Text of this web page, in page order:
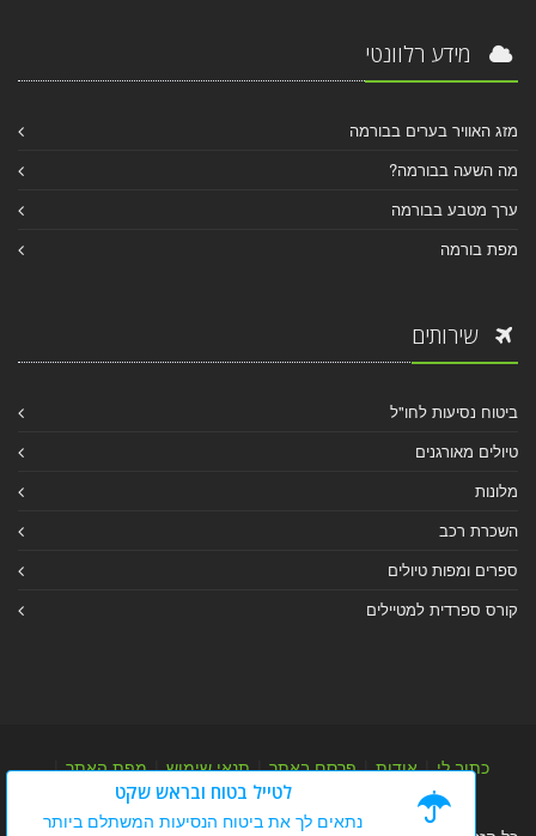
מידע רלוונטי
מזג האוויר בערים בבורמה
מה השעה בבורמה?
ערך מטבע בבורמה
מפת בורמה
שירותים
ביטוח נסיעות לחו"ל
טיולים מאורגנים
מלונות
השכרת רכב
ספרים ומפות טיולים
קורס ספרדית למטיילים
כתוב לי|אודות|פרסם באתר|תנאי שימוש|מפת האתר|
מפת אלבום|מפת מאמרי מידע
לטייל בטוח ובראש שקט
נתאים לך את ביטוח הנסיעות המשתלם ביותר